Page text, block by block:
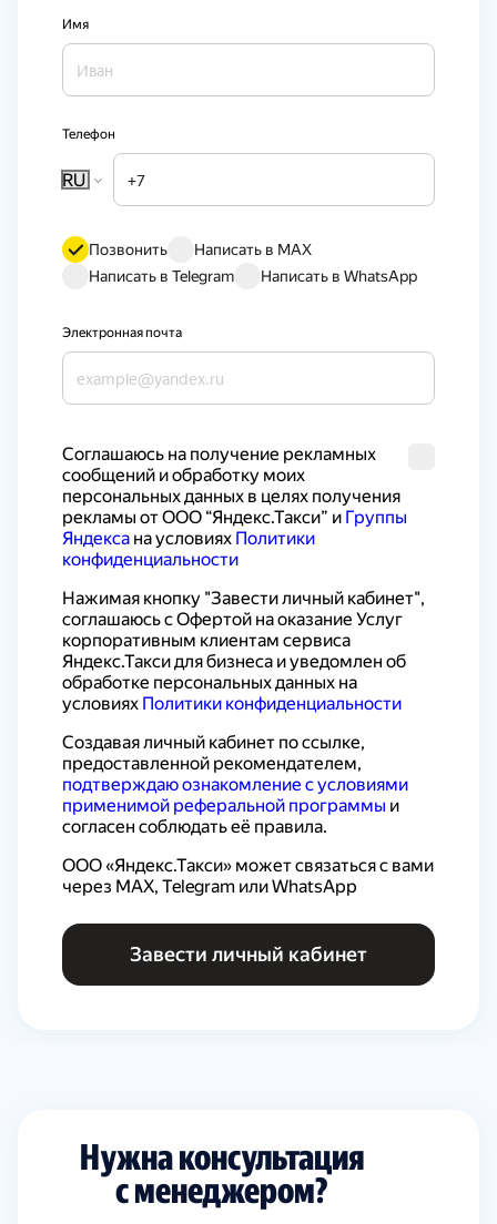
Имя
Телефон
RU
Позвонить
Написать в MAX
Написать в Telegram
Написать в WhatsApp
Электронная почта
Cоглашаюсь на получение рекламных
сообщений и обработку моих
персональных данных в целях получения
рекламы от ООО “Яндекс.Такси” и Группы
Яндекса на условиях Политики
конфиденциальности
Нажимая кнопку "Завести личный кабинет",
соглашаюсь с Офертой на оказание Услуг
корпоративным клиентам сервиса
Яндекс.Такси для бизнеса и уведомлен об
обработке персональных данных на
условиях Политики конфиденциальности
Создавая личный кабинет по ссылке,
подтверждаю ознакомление с условиями
применимой реферальной программы и
согласен соблюдать её правила.
ООО «Яндекс.Такси» может связаться с вами
через MAX, Telegram или WhatsApp
Завести личный кабинет
Нужна консультация
с менеджером?